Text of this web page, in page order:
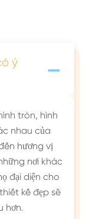
ý
-
tròn, hình
nhau của
hương vị
nơi khác
đại diện cho
kế đẹp sẽ
hơn.